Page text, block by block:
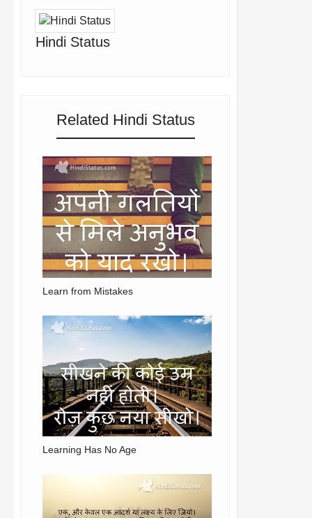
Hindi Status
Related Hindi Status
Learn from Mistakes
Learning Has No Age